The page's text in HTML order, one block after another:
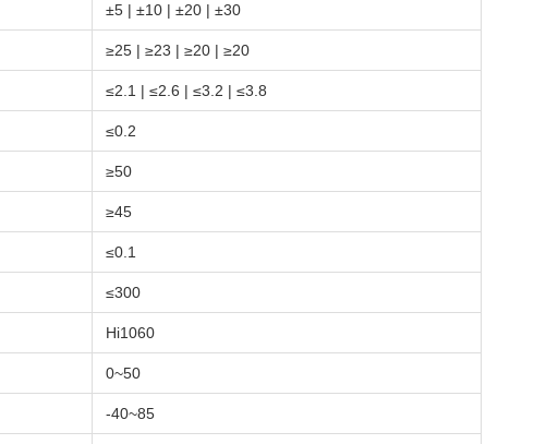
±5 | ±10 | ±20 | ±30
≥25 | ≥23 | ≥20 | ≥20
≤2.1 | ≤2.6 | ≤3.2 | ≤3.8
≤0.2
≥50
≥45
≤0.1
≤300
Hi1060
0~50
-40~85